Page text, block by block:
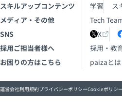
スキルアップコンテンツ
学習 ス
メディア・その他
Tech
SNS
X
採用ご担当者様へ
採用・教
お困りの方はこちら
paizaとは
運営会社利用規約プライバシーポリシーCookieポリシー